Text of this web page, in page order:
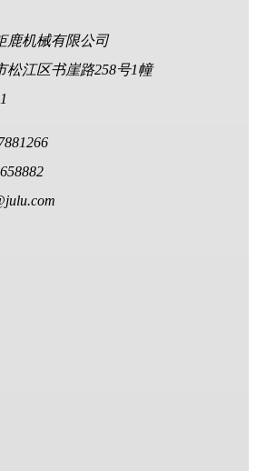
鹿机械有限公司
松江区书崖路258号1幢